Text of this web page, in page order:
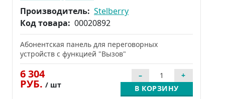
Производитель: Stelberry
Код товара: 00020892
Абонентская панель для переговорных
устройств с функцией "Вызов"
6 304
РУБ. / шт В КОРЗИНУ